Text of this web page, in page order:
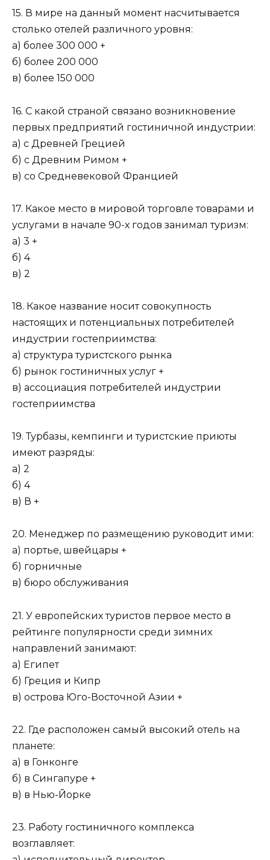
15. В мире на данный момент насчитывается
столько отелей различного уровня:
а) более 300 000 +
б) более 200 000
в) более 150 000
16. С какой страной связано возникновение
первых предприятий гостиничной индустрии:
а) с Древней Грецией
б) с Древним Римом +
в) со Средневековой Францией
17. Какое место в мировой торговле товарами и
услугами в начале 90-х годов занимал туризм:
а) 3 +
б) 4
в) 2
18. Какое название носит совокупность
настоящих и потенциальных потребителей
индустрии гостеприимства:
а) структура туристского рынка
б) рынок гостиничных услуг +
в) ассоциация потребителей индустрии
гостеприимства
19. Турбазы, кемпинги и туристские приюты
имеют разряды:
а) 2
б) 4
в) В +
20. Менеджер по размещению руководит ими:
а) портье, швейцары +
б) горничные
в) бюро обслуживания
21. У европейских туристов первое место в
рейтинге популярности среди зимних
направлений занимают:
а) Египет
б) Греция и Кипр
в) острова Юго-Восточной Азии +
22. Где расположен самый высокий отель на
планете:
а) в Гонконге
б) в Сингапуре +
в) в Нью-Йорке
23. Работу гостиничного комплекса
возглавляет: